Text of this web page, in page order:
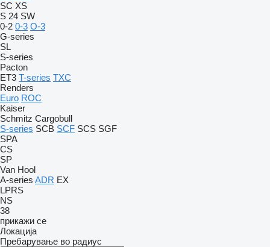
SC XS
S 24 SW
0-2 0-3 O-3
G-series
SL
S-series
Pacton
ET3 T-series TXC
Renders
Euro ROC
Kaiser
Schmitz Cargobull
S-series SCB SCF SCS SGF
SPA
CS
SP
Van Hool
A-series ADR EX
LPRS
NS
38
прикажи се
Локација
Пребарување во радиус